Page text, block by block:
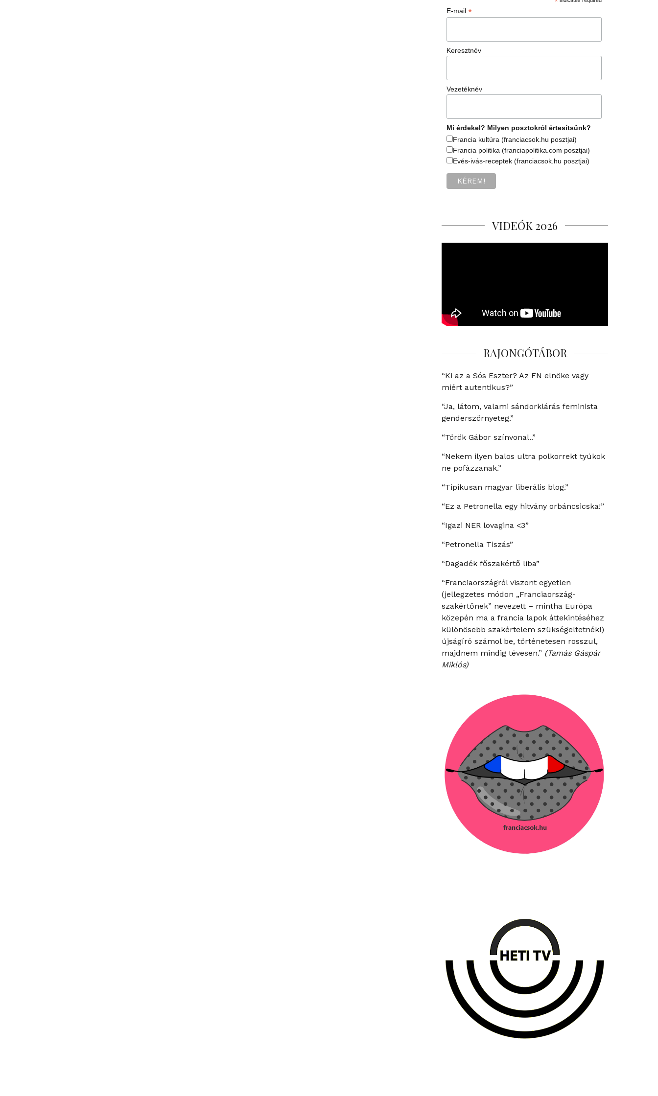
E-mail*
Keresztnév
Vezetéknév
Mi érdekel? Milyen posztokról értesítsünk?
Francia kultúra (franciacsok.hu posztjai)
Francia politika (franciapolitika.com posztjai)
Evés-ivás-receptek (franciacsok.hu posztjai)
VIDEÓK 2026
RAJONGÓTÁBOR
“Ki az a Sós Eszter? Az FN elnöke vagy
miért autentikus?”
“Ja, látom, valami sándorklárás feminista
genderszörnyeteg.”
“Török Gábor színvonal..”
“Nekem ilyen balos ultra polkorrekt tyúkok
ne pofázzanak.”
“Tipikusan magyar liberális blog.”
“Ez a Petronella egy hitvány orbáncsicska!”
“Igazi NER lovagina <3”
“Petronella Tiszás”
“Dagadék főszakértő liba”
“Franciaországról viszont egyetlen
(jellegzetes módon „Franciaország-
szakértőnek” nevezett – mintha Európa
közepén ma a francia lapok áttekintéséhez
különösebb szakértelem szükségeltetnék!)
újságíró számol be, történetesen rosszul,
majdnem mindig tévesen.” (Tamás Gáspár
Miklós)